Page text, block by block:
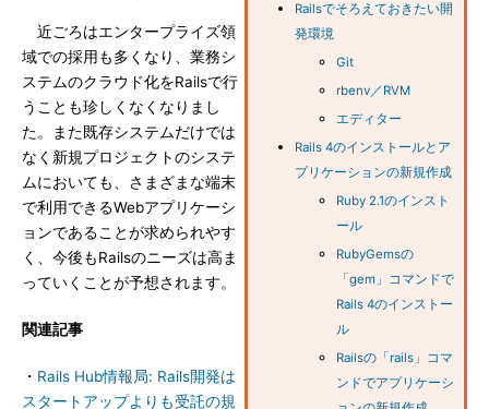
Railsでそろえておきたい開
発環境
Git
rbenv／RVM
エディター
Rails 4のインストールとア
プリケーションの新規作成
Ruby 2.1のインスト
ール
RubyGemsの
「gem」コマンドで
Rails 4のインストー
ル
Railsの「rails」コマ
ンドでアプリケーシ
近ごろはエンタープライズ領
域での採用も多くなり、業務シ
ステムのクラウド化をRailsで行
うことも珍しくなくなりまし
た。また既存システムだけでは
なく新規プロジェクトのシステ
ムにおいても、さまざまな端末
で利用できるWebアプリケーシ
ョンであることが求められやす
く、今後もRailsのニーズは高ま
っていくことが予想されます。
関連記事
・ Rails Hub情報局: Rails開発は
スタートアップよりも受託の規